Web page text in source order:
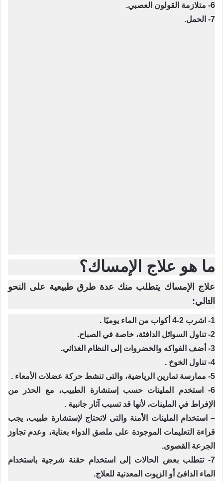
6- متلازمة القولون العصبي.
7- الحمل.
ما هو علاج الإمساك؟
علاج الإمساك يتطلب منك عدة طرق طبيعية على النحو
التالي:
1- اشرب 2-4 أكواب من الماء يوميًا .
2- تناول السوائل الدافئة، خاصة في الصباح.
3- أضف الفواكه والخضروات إلى النظام الغذائي.
4- تناول الخوخ .
5- ممارسة تمارين الرياضية، والتى تنشط حركة عضلات الأمعاء .
6- استخدم الملينات حسب إستشارة الطبيب، مع الحذر من
الإفراط في الملينات، لأنها قد تسبب آثار جانبية .
– استخدام الملينات الأمنة والتى لاتحتاج لإستشارة طبيب، يجب
قراءة التعليمات الموجودة على ملصق الدواء بعناية، وعدم تجاوز
الجرعة القصوى.
7- تتطلب بعض الحالات إلى استخدام حقنة شرجية باستخدام
الماء الدافئ أو الزيوت المعدنية للعلاج.